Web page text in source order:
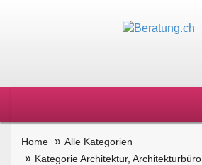
Home
Alle Kategorien
Kategorie Architektur, Architekturbüro